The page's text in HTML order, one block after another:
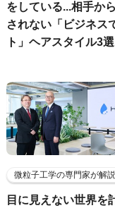
をしている...相手か
されない「ビジネス
ト」ヘアスタイル3選
微粒子工学の専門家が解説
目に見えない世界を